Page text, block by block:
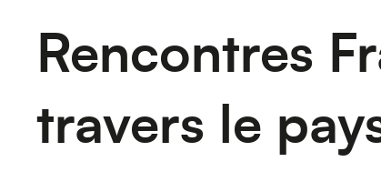
Rencontres
travers le